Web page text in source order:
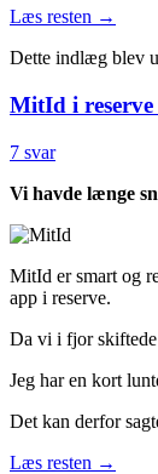
Læs resten →
Dette indlæg blev
MitId i reserve
7 svar
Vi havde længe
MitId er smart og
app i reserve.
Da vi i fjor
Jeg har en kort
Det kan derfor
Læs resten →